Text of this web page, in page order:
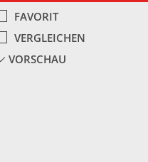
FAVORIT
VERGLEICHEN
VORSCHAU